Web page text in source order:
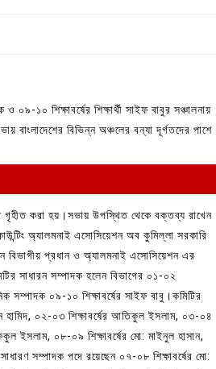
০৯-১০ শিক্ষাবর্ষের শিক্ষার্থী সাইফ বাবুর সঞ্চালনায়
বিভিন্ন অঞ্চলের বন্যা দূর্গতদের পাশে
গৃহীত করা হয়।সভায় উপস্থিত থেকে বক্তব্য রাখেন
অ্যালমনাই এসোসিয়েশন অব কুমিল্লা সরকারি
বিভাগীয় প্রধান ও অ্যালমনাই এসোসিয়েশন এর
সাধারন সম্পাদক হলেন বিভাগের ০১-০২
সম্পাদক ০৯-১০ শিক্ষাবর্ষের সাইফ বাবু।কমিটির
হামিদ, ০২-০৩ শিক্ষাবর্ষের আতিকুল ইসলাম, ০৩-০৪
ইসলাম, ০৮-০৯ শিক্ষাবর্ষের মো: মাইনুল হাসান,
সম্পাদক পদে রয়েছেন ০৭-০৮ শিক্ষাবর্ষের মো:
সমাজ বিনির্মাণে সহায়ক ভুমিকা রাখে
প্রেসক্লাব সভাপতি
6, 2026 0